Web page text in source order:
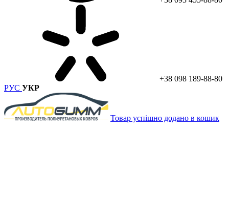
+38 098 189-88-80
РУС УКР
Товар успішно додано в кошик